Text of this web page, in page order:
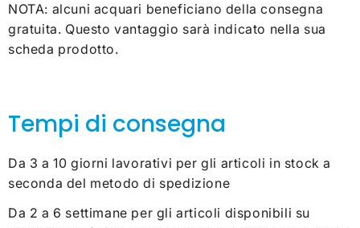
NOTA: alcuni acquari beneficiano della consegna
gratuita. Questo vantaggio sarà indicato nella sua
scheda prodotto.
Tempi di consegna
Da 3 a 10 giorni lavorativi per gli articoli in stock a
seconda del metodo di spedizione
Da 2 a 6 settimane per gli articoli disponibili su